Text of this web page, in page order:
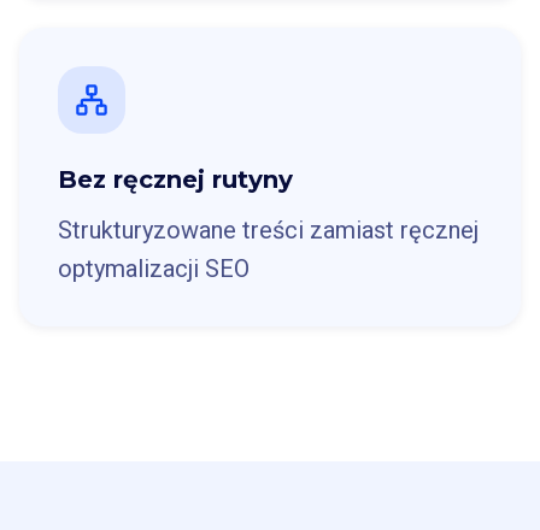
Bez ręcznej rutyny
Strukturyzowane treści zamiast ręcznej
optymalizacji SEO